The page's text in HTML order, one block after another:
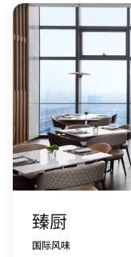
臻厨
国际风味